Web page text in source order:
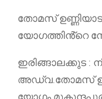
തോമസ്
യോഗത്തിൻ്റെ
ഇരിങ്ങാലക്കുട
അഡ്വ.തോമസ്